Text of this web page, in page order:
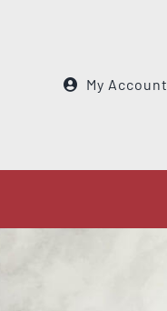
My Account